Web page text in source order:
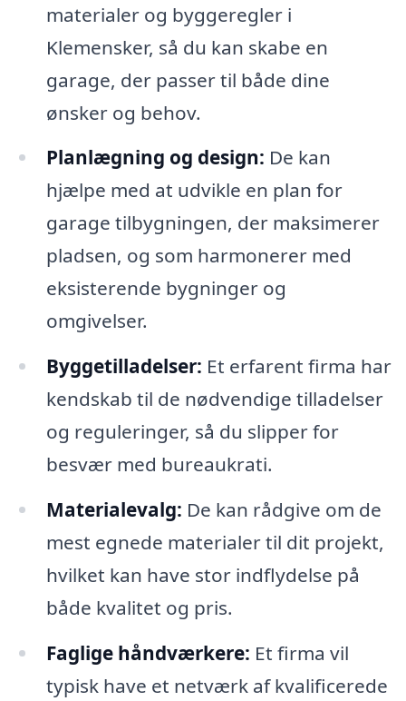
materialer og byggeregler i
Klemensker, så du kan skabe en
garage, der passer til både dine
ønsker og behov.
Planlægning og design: De kan
hjælpe med at udvikle en plan for
garage tilbygningen, der maksimerer
pladsen, og som harmonerer med
eksisterende bygninger og
omgivelser.
Byggetilladelser: Et erfarent firma har
kendskab til de nødvendige tilladelser
og reguleringer, så du slipper for
besvær med bureaukrati.
Materialevalg: De kan rådgive om de
mest egnede materialer til dit projekt,
hvilket kan have stor indflydelse på
både kvalitet og pris.
Faglige håndværkere: Et firma vil
typisk have et netværk af kvalificerede